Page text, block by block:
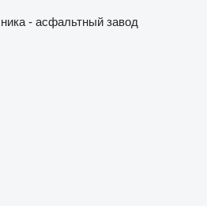
- асфальтный завод